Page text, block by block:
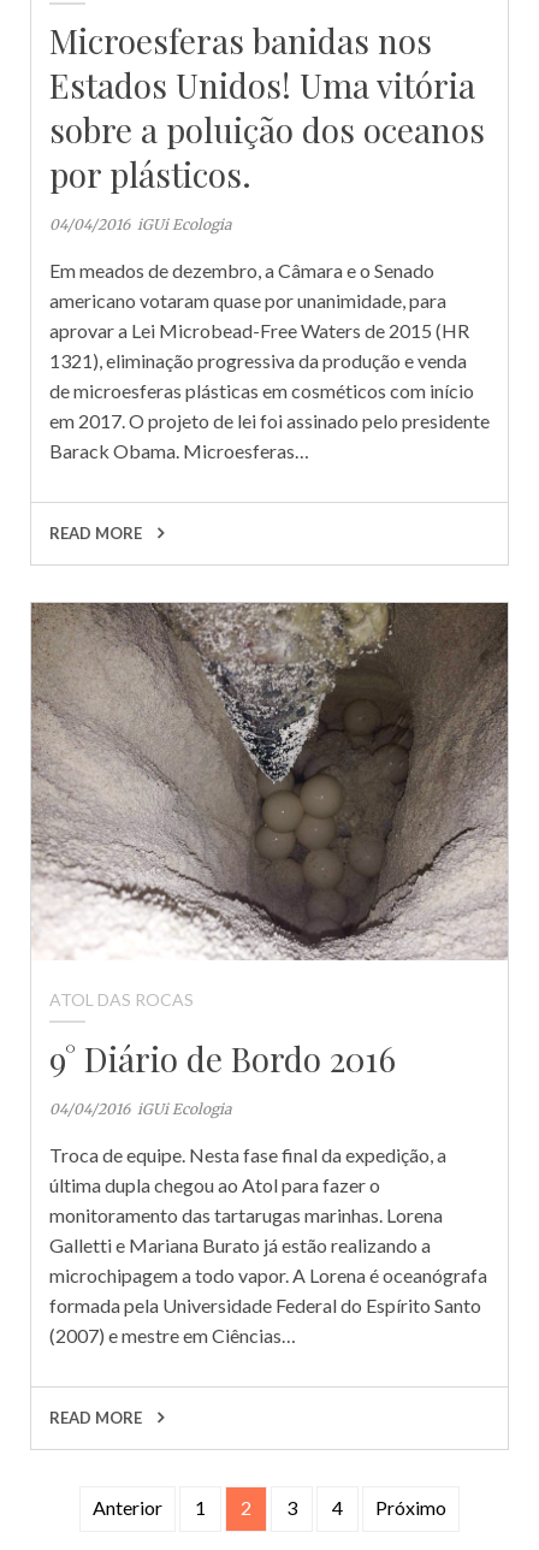
Microesferas banidas nos
Estados Unidos! Uma vitória
sobre a poluição dos oceanos
por plásticos.
04/04/2016 iGUi Ecologia
Em meados de dezembro, a Câmara e o Senado
americano votaram quase por unanimidade, para
aprovar a Lei Microbead-Free Waters de 2015 (HR
1321), eliminação progressiva da produção e venda
de microesferas plásticas em cosméticos com início
em 2017. O projeto de lei foi assinado pelo presidente
Barack Obama. Microesferas…
READ MORE
ATOL DAS ROCAS
9° Diário de Bordo 2016
04/04/2016 iGUi Ecologia
Troca de equipe. Nesta fase final da expedição, a
última dupla chegou ao Atol para fazer o
monitoramento das tartarugas marinhas. Lorena
Galletti e Mariana Burato já estão realizando a
microchipagem a todo vapor. A Lorena é oceanógrafa
formada pela Universidade Federal do Espírito Santo
(2007) e mestre em Ciências…
READ MORE
Navegação
Anterior 1 2 3 4 Próximo